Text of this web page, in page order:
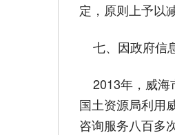
定，原则上予以
七、因政府信
2013年，威海
国土资源局利用
咨询服务八百多次